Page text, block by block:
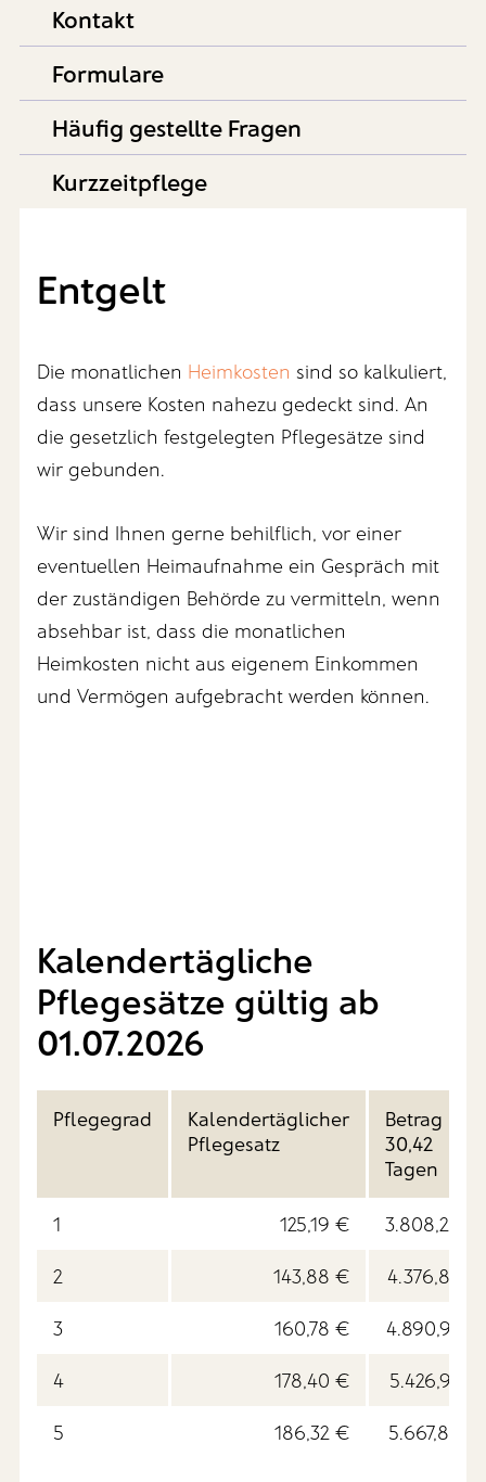
Kontakt
Formulare
Häufig gestellte Fragen
Kurzzeitpflege
Entgelt
Die monatlichen Heimkosten sind so kalkuliert,
dass unsere Kosten nahezu gedeckt sind. An
die gesetzlich festgelegten Pflegesätze sind
wir gebunden.
Wir sind Ihnen gerne behilflich, vor einer
eventuellen Heimaufnahme ein Gespräch mit
der zuständigen Behörde zu vermitteln, wenn
absehbar ist, dass die monatlichen
Heimkosten nicht aus eigenem Einkommen
und Vermögen aufgebracht werden können.
Kalendertägliche
Pflegesätze gültig ab
01.07.2026
Pflegegrad
Kalendertäglicher
Pflegesatz
Betrag bei
30,42
Tagen
1 125,19 € 3.808,28 €
2 143,88 € 4.376,83 €
3 160,78 € 4.890,93 €
4 178,40 € 5.426,93 €
5 186,32 € 5.667,85 €